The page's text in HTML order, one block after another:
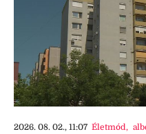
2026. 08. 02., 11:07 Életmód,